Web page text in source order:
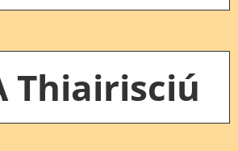
Thiairisciú